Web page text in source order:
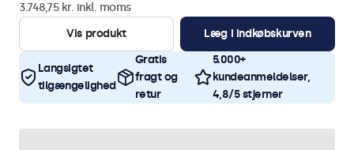
3.748,75 kr. inkl. moms
Vis produkt
Læg i indkøbskurven
Langsigtet
tilgængelighed
Gratis
fragt og
retur
5.000+
kundeanmeldelser,
4,8/5 stjerner